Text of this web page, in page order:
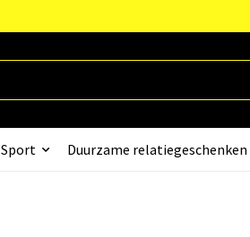
Sport Duurzame relatiegeschenken